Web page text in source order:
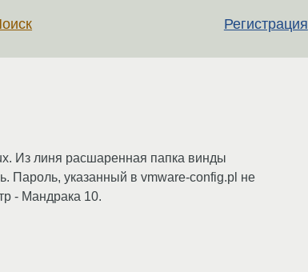
Регистрация
Из линя расшаренная папка винды
Пароль, указанный в vmware-config.pl не
- Мандрака 10.